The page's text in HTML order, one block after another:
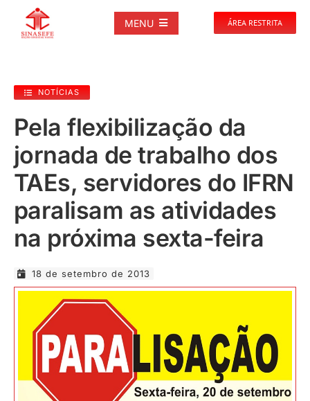
MENU
NOTÍCIAS
PUBLICAÇÕES
DOCUMENTOS
GALERIAS
EVENTOS
JURÍDICO
CLUBE
ÁREA RESTRITA
NOTÍCIAS
Pela flexibilização da
jornada de trabalho dos
TAEs, servidores do IFRN
paralisam as atividades
na próxima sexta-feira
18 de setembro de 2013